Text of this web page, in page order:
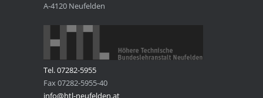
A-4120 Neufelden
Tel. 07282-5955
Fax 07282-5955-40
info@htl-neufelden.at